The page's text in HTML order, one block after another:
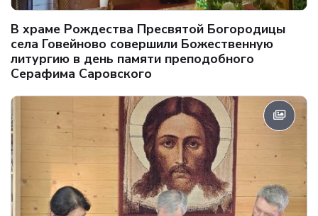
В храме Рождества Пресвятой Богородицы
села Говейново совершили Божественную
литургию в день памяти преподобного
Серафима Саровского